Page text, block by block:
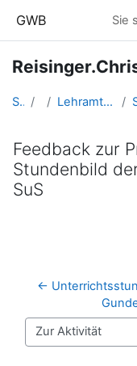
GWB Sie
Startseite Kurse Lehramtsausbildung GW im Cluster Österreich Mitte
Feedback zur
Stundenbild
SuS
←
Zur Aktivität